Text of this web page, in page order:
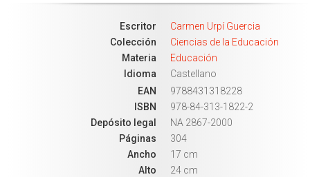
Escritor
Carmen Urpí Guercia
Colección
Ciencias de la Educación
Materia
Educación
Idioma
Castellano
EAN
9788431318228
ISBN
978-84-313-1822-2
Depósito legal
NA 2867-2000
Páginas
304
Ancho
17 cm
Alto
24 cm